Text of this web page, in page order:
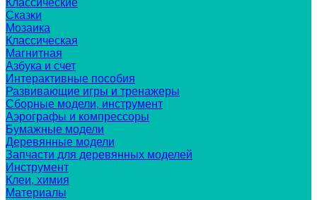
Классические
Сказки
Мозаика
Классическая
Магнитная
Азбука и счет
Интерактивные пособия
Развивающие игры и тренажеры
Сборные модели, инструмент
Аэрографы и компрессоры
Бумажные модели
Деревянные модели
Запчасти для деревянных моделей
Инструмент
Клеи, химия
Материалы